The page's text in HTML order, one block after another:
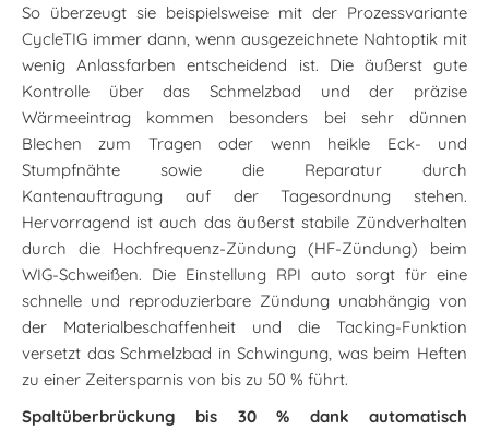
So überzeugt sie beispielsweise mit der Prozessvariante
CycleTIG immer dann, wenn ausgezeichnete Nahtoptik mit
wenig Anlassfarben entscheidend ist. Die äußerst gute
Kontrolle über das Schmelzbad und der präzise
Wärmeeintrag kommen besonders bei sehr dünnen
Blechen zum Tragen oder wenn heikle Eck- und
Stumpfnähte sowie die Reparatur durch
Kantenauftragung auf der Tagesordnung stehen.
Hervorragend ist auch das äußerst stabile Zündverhalten
durch die Hochfrequenz-Zündung (HF-Zündung) beim
WIG-Schweißen. Die Einstellung RPI auto sorgt für eine
schnelle und reproduzierbare Zündung unabhängig von
der Materialbeschaffenheit und die Tacking-Funktion
versetzt das Schmelzbad in Schwingung, was beim Heften
zu einer Zeitersparnis von bis zu 50 % führt.
Spaltüberbrückung bis 30 % dank automatisch